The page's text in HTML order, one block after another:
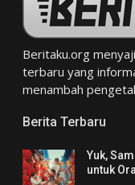
Beritaku.org
terbaru yang
menambah
Berita Terbaru
Yuk,
untuk